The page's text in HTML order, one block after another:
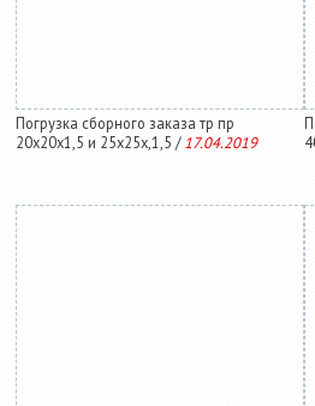
Погрузка сборного заказа тр пр
20х20х1,5 и 25х25х,1,5 / 17.04.2019